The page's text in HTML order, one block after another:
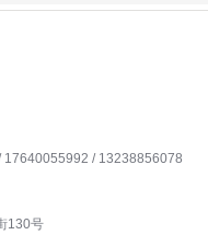
130号
17640055992 / 13238856078